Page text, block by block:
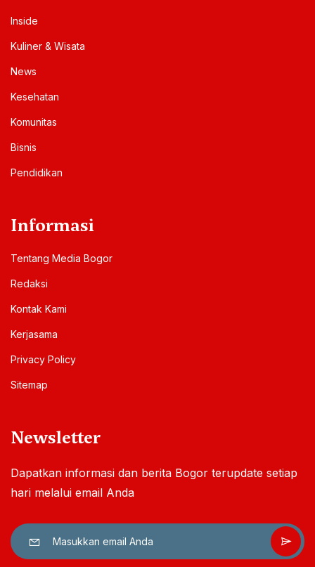
Inside
Kuliner & Wisata
News
Kesehatan
Komunitas
Bisnis
Pendidikan
Informasi
Tentang Media Bogor
Redaksi
Kontak Kami
Kerjasama
Privacy Policy
Sitemap
Newsletter
Dapatkan informasi dan berita Bogor terupdate setiap
hari melalui email Anda